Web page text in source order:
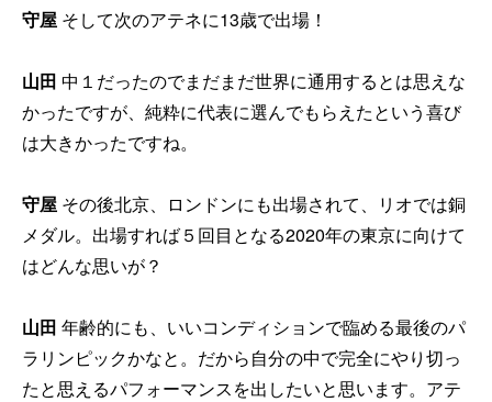
守屋 そして次のアテネに13歳で出場！
山田 中１だったのでまだまだ世界に通用するとは思えな
かったですが、純粋に代表に選んでもらえたという喜び
は大きかったですね。
守屋 その後北京、ロンドンにも出場されて、リオでは銅
メダル。出場すれば５回目となる2020年の東京に向けて
はどんな思いが？
山田 年齢的にも、いいコンディションで臨める最後のパ
ラリンピックかなと。だから自分の中で完全にやり切っ
たと思えるパフォーマンスを出したいと思います。アテ